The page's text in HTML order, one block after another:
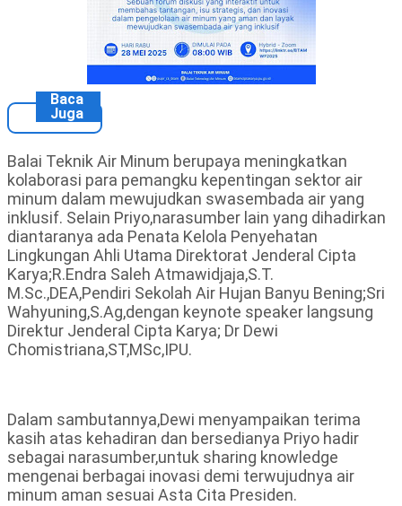
Baca
Juga
Balai Teknik Air Minum berupaya meningkatkan
kolaborasi para pemangku kepentingan sektor air
minum dalam mewujudkan swasembada air yang
inklusif. Selain Priyo,narasumber lain yang dihadirkan
diantaranya ada Penata Kelola Penyehatan
Lingkungan Ahli Utama Direktorat Jenderal Cipta
Karya;R.Endra Saleh Atmawidjaja,S.T.
M.Sc.,DEA,Pendiri Sekolah Air Hujan Banyu Bening;Sri
Wahyuning,S.Ag,dengan keynote speaker langsung
Direktur Jenderal Cipta Karya; Dr Dewi
Chomistriana,ST,MSc,IPU.
Dalam sambutannya,Dewi menyampaikan terima
kasih atas kehadiran dan bersedianya Priyo hadir
sebagai narasumber,untuk sharing knowledge
mengenai berbagai inovasi demi terwujudnya air
minum aman sesuai Asta Cita Presiden.